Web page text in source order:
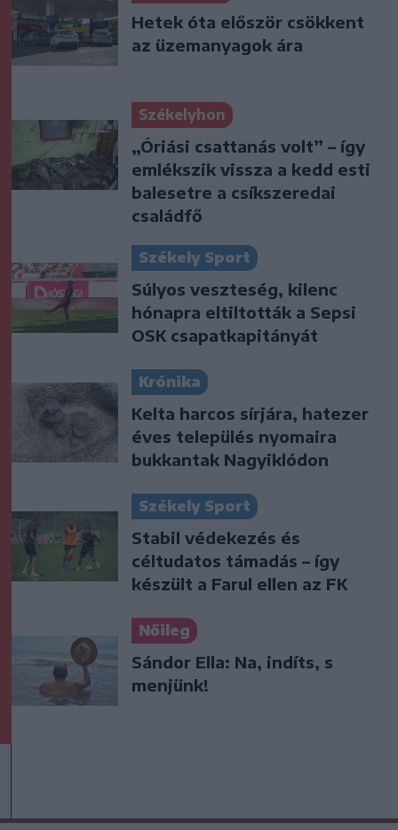
Hetek óta először csökkent
az üzemanyagok ára
Székelyhon
„Óriási csattanás volt” – így
emlékszik vissza a kedd esti
balesetre a csíkszeredai
családfő
Székely Sport
Súlyos veszteség, kilenc
hónapra eltiltották a Sepsi
OSK csapatkapitányát
Krónika
Kelta harcos sírjára, hatezer
éves település nyomaira
bukkantak Nagyiklódon
Székely Sport
Stabil védekezés és
céltudatos támadás – így
készült a Farul ellen az FK
Nőileg
Sándor Ella: Na, indíts, s
menjünk!